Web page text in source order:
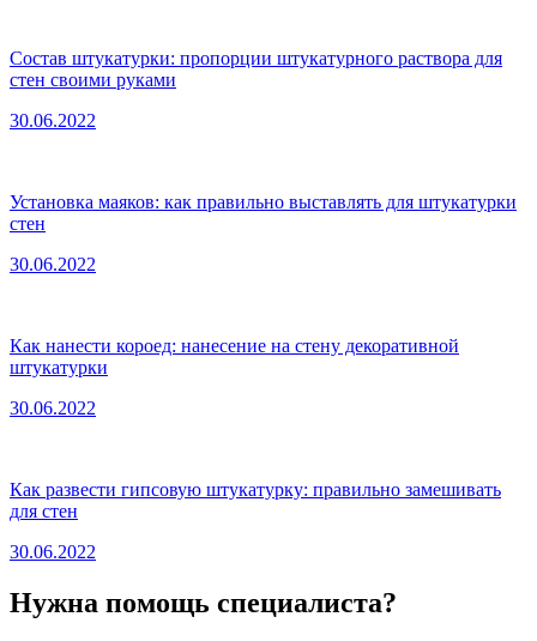
Состав штукатурки: пропорции штукатурного раствора для
стен своими руками
30.06.2022
Установка маяков: как правильно выставлять для штукатурки
стен
30.06.2022
Как нанести короед: нанесение на стену декоративной
штукатурки
30.06.2022
Как развести гипсовую штукатурку: правильно замешивать
для стен
30.06.2022
Нужна помощь специалиста?